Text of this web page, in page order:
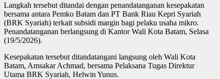
Langkah tersebut ditandai dengan penandatanganan kesepakatan
bersama antara Pemko Batam dan PT Bank Riau Kepri Syariah
(BRK Syariah) terkait subsidi margin bagi pelaku usaha mikro.
Penandatanganan berlangsung di Kantor Wali Kota Batam, Selasa
(19/5/2026).
Kesepakatan tersebut ditandatangani langsung oleh Wali Kota
Batam, Amsakar Achmad, bersama Pelaksana Tugas Direktur
Utama BRK Syariah, Helwin Yunus.